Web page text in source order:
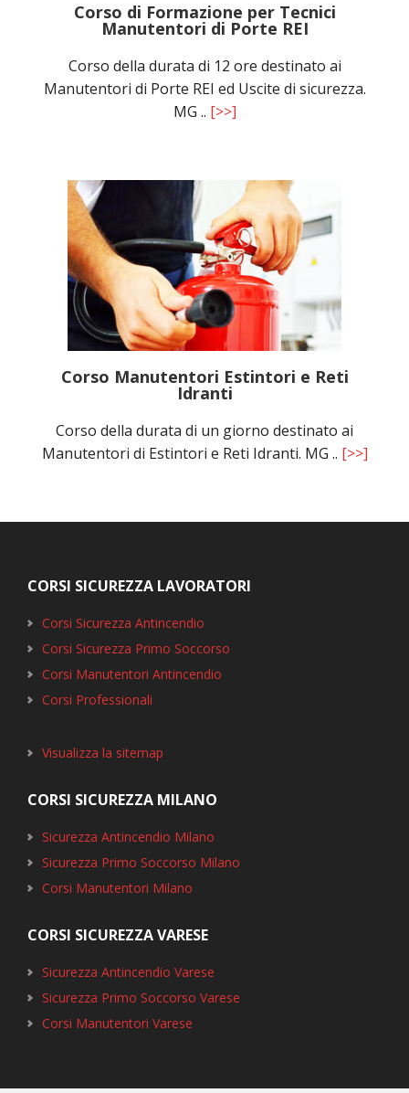
Corso di Formazione per Tecnici
Manutentori di Porte REI
Corso della durata di 12 ore destinato ai
Manutentori di Porte REI ed Uscite di sicurezza.
MG .. [>>]
Corso Manutentori Estintori e Reti
Idranti
Corso della durata di un giorno destinato ai
Manutentori di Estintori e Reti Idranti. MG .. [>>]
CORSI SICUREZZA LAVORATORI
Corsi Sicurezza Antincendio
Corsi Sicurezza Primo Soccorso
Corsi Manutentori Antincendio
Corsi Professionali
Visualizza la sitemap
CORSI SICUREZZA MILANO
Sicurezza Antincendio Milano
Sicurezza Primo Soccorso Milano
Corsi Manutentori Milano
CORSI SICUREZZA VARESE
Sicurezza Antincendio Varese
Sicurezza Primo Soccorso Varese
Corsi Manutentori Varese